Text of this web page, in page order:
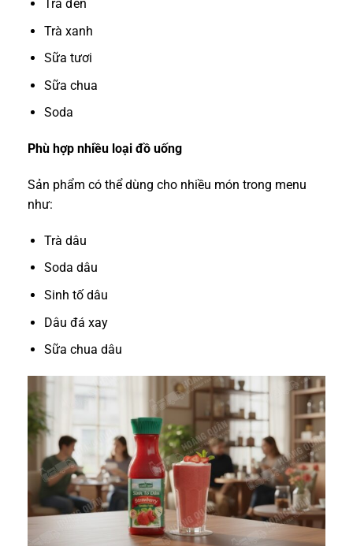
Trà đen
Trà xanh
Sữa tươi
Sữa chua
Soda
Phù hợp nhiều loại đồ uống
Sản phẩm có thể dùng cho nhiều món trong menu
như:
Trà dâu
Soda dâu
Sinh tố dâu
Dâu đá xay
Sữa chua dâu